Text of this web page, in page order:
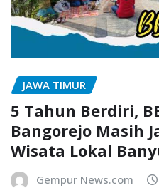
JAWA TIMUR
5 Tahun Berdiri,
Bangorejo Masih
Wisata Lokal
Gempur News.com